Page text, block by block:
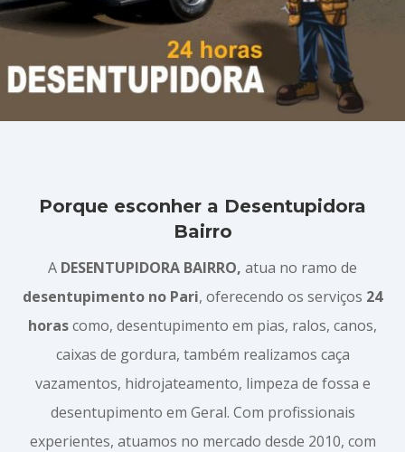
Porque esconher a Desentupidora
Bairro
A DESENTUPIDORA BAIRRO, atua no ramo de
desentupimento no Pari, oferecendo os serviços 24
horascomo, desentupimento em pias, ralos, canos,
caixas de gordura, também realizamos caça
vazamentos, hidrojateamento, limpeza de fossa e
desentupimento em Geral. Com profissionais
experientes, atuamos no mercado desde 2010, com